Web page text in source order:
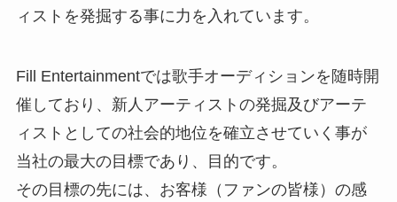
ィストを発掘する事に力を入れています。
Fill Entertainmentでは歌手オーディションを随時開
催しており、新人アーティストの発掘及びアーテ
ィストとしての社会的地位を確立させていく事が
当社の最大の目標であり、目的です。
その目標の先には、お客様（ファンの皆様）の感